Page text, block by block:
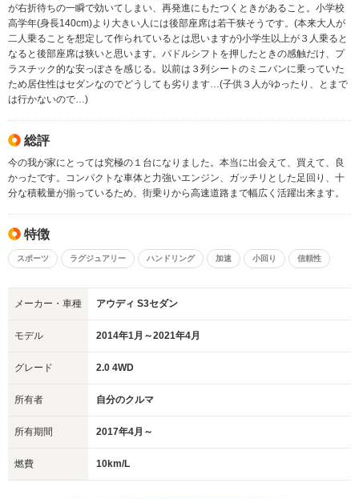
が右折待ちの一瞬で効いてしまい、再発進にもたつくときがあること。小学校
高学年(身長140cm)より大きい人には後部座席は若干狭そうです。(本来大人が
二人乗ることを想定して作られているとは思いますが)小学生以上が３人乗ると
なると後部座席は狭いと思います。パドルシフトを押したときの感触だけ、プ
ラスチック的な安っぽさを感じる。以前は３列シートのミニバンに乗っていた
ため居住性はセダンなのでどうしても劣ります…(子供３人がゆったり、とまで
は行かないので…)
総評
今の我が家にとっては究極の１台になりました。本当に出会えて、買えて、良
かったです。コンパクトな車体と力強いエンジン、ガッチリとした足回り、十
分な積載量が揃っているため、街乗りから高速道路まで幅広く活躍出来ます。
特徴
スポーツ ラグジュアリー ハンドリング 加速 小回り 信頼性
メーカー・車種 アウディ S3セダン
モデル 2014年1月～2021年4月
グレード 2.0 4WD
所有者 自分のクルマ
所有期間 2017年4月～
燃費 10km/L